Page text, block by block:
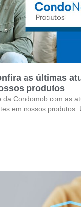
as últimas
produtos
da Condomob com as
em nossos produtos.